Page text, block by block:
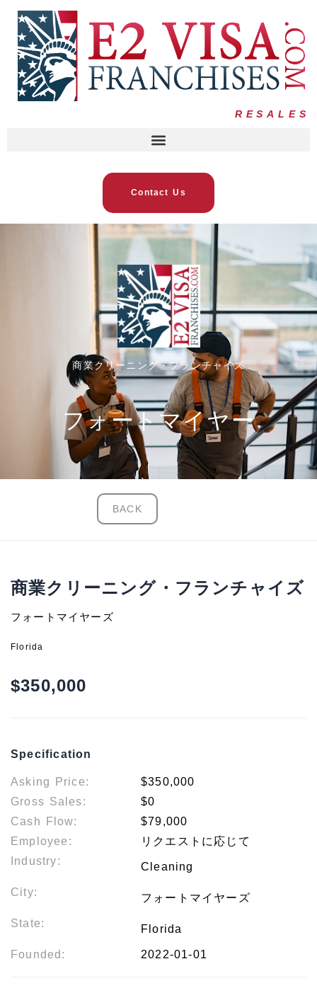
RESALES
Contact Us
商業クリーニング・フランチャイズ
フォートマイヤー
BACK
商業クリーニング・フランチャイズ
フォートマイヤーズ
Florida
$350,000
Specification
Asking Price:
$350,000
Gross Sales:
$0
Cash Flow:
$79,000
Employee:
リクエストに応じて
Industry:
Cleaning
City: フォートマイヤーズ
State: Florida
Founded: 2022-01-01